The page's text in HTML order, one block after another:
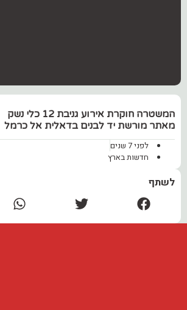
המשטרה חוקרת אירוע גניבת 12 כלי נשק
מאתר מורשת יד לבנים בדאלית אל כרמל
לפני 7 שנים
חדשות בארץ
לשתף